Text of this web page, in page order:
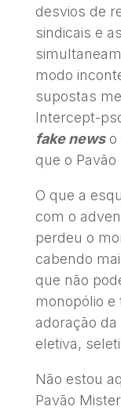
desvios de
sindicais e
modo
supostas
Intercept-
fake newso
que o
O que a
com o
perdeu o
cabendo
que não
monopólio e
adoração
eletiva,
Não estou
Pavão